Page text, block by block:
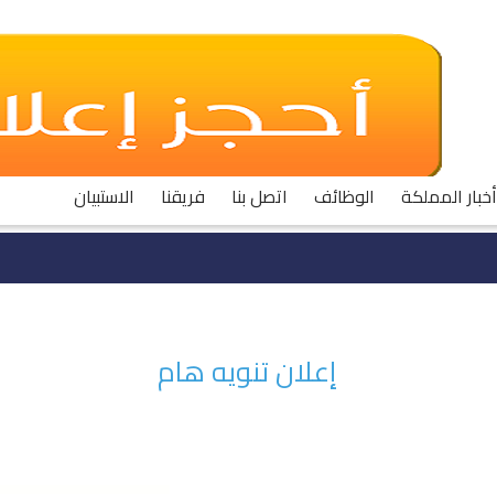
أخبار المملكة الوظائف اتصل بنا فريقنا الاستبيان
إعلان تنويه هام